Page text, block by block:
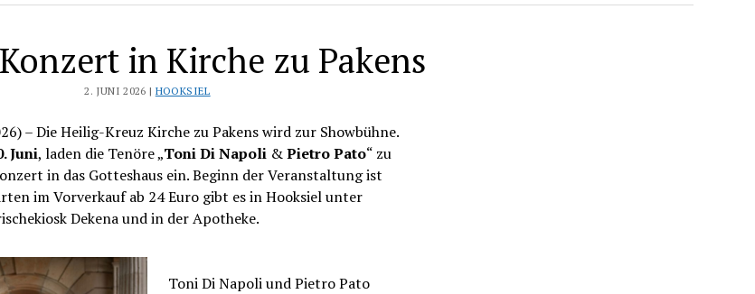
in Kirche zu Pakens
2. JUNI 2026 | HOOKSIEL
– Die Heilig-Kreuz Kirche zu Pakens wird zur Showbühne.
Juni, laden die Tenöre „Toni Di Napoli&Pietro Pato“ zu
in das Gotteshaus ein. Beginn der Veranstaltung ist
im Vorverkauf ab 24 Euro gibt es in Hooksiel unter
Dekena und in der Apotheke.
Toni Di Napoli und Pietro Pato